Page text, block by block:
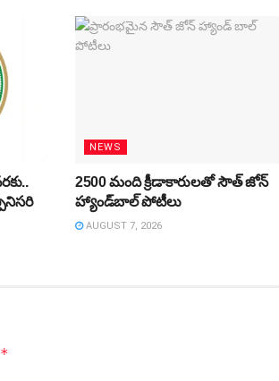
NEWS
2500 మంది క్రీడాకారులతో సౌత్‌ జోన్‌
హ్యాండ్‌బాల్‌ పోటీలు
AUGUST 7, 2026
*